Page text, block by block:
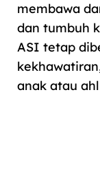
membawa
dan tumbuh
ASI tetap
anak atau